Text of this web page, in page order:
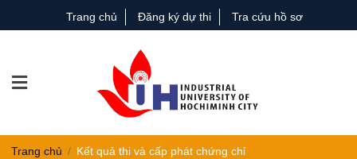
Trang chủ Đăng ký dự thi Tra cứu hồ sơ
Trang chủ Kết quả thi và cấp phát chứng chỉ